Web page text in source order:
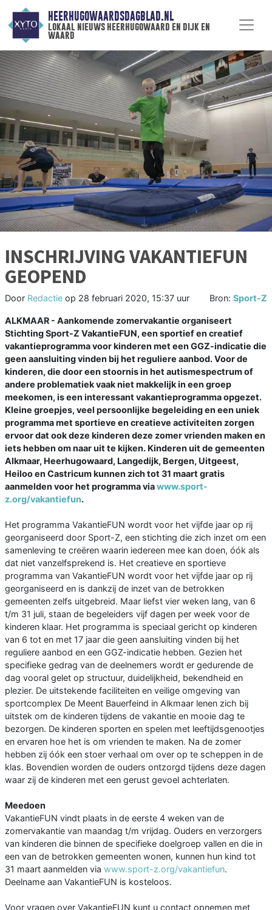
HEERHUGOWAARDSDAGBLAD.NL
lokaal nieuws heerhugowaard en dijk en
waard
INSCHRIJVING VAKANTIEFUN
GEOPEND
Door Redactie op 28 februari 2020, 15:37 uur Bron: Sport-Z
ALKMAAR - Aankomende zomervakantie organiseert
Stichting Sport-Z VakantieFUN, een sportief en creatief
vakantieprogramma voor kinderen met een GGZ-indicatie die
geen aansluiting vinden bij het reguliere aanbod. Voor de
kinderen, die door een stoornis in het autismespectrum of
andere problematiek vaak niet makkelijk in een groep
meekomen, is een interessant vakantieprogramma opgezet.
Kleine groepjes, veel persoonlijke begeleiding en een uniek
programma met sportieve en creatieve activiteiten zorgen
ervoor dat ook deze kinderen deze zomer vrienden maken en
iets hebben om naar uit te kijken. Kinderen uit de gemeenten
Alkmaar, Heerhugowaard, Langedijk, Bergen, Uitgeest,
Heiloo en Castricum kunnen zich tot 31 maart gratis
aanmelden voor het programma viawww.sport-
z.org/vakantiefun.
Het programma VakantieFUN wordt voor het vijfde jaar op rij
georganiseerd door Sport-Z, een stichting die zich inzet om een
samenleving te creëren waarin iedereen mee kan doen, óók als
dat niet vanzelfsprekend is. Het creatieve en sportieve
programma van VakantieFUN wordt voor het vijfde jaar op rij
georganiseerd en is dankzij de inzet van de betrokken
gemeenten zelfs uitgebreid. Maar liefst vier weken lang, van 6
t/m 31 juli, staan de begeleiders vijf dagen per week voor de
kinderen klaar. Het programma is speciaal gericht op kinderen
van 6 tot en met 17 jaar die geen aansluiting vinden bij het
reguliere aanbod en een GGZ-indicatie hebben. Gezien het
specifieke gedrag van de deelnemers wordt er gedurende de
dag vooral gelet op structuur, duidelijkheid, bekendheid en
plezier. De uitstekende faciliteiten en veilige omgeving van
sportcomplex De Meent Bauerfeind in Alkmaar lenen zich bij
uitstek om de kinderen tijdens de vakantie en mooie dag te
bezorgen. De kinderen sporten en spelen met leeftijdsgenootjes
en ervaren hoe het is om vrienden te maken. Na de zomer
hebben zij óók een stoer verhaal om over op te scheppen in de
klas. Bovendien worden de ouders ontzorgd tijdens deze dagen
waar zij de kinderen met een gerust gevoel achterlaten.
Meedoen
VakantieFUN vindt plaats in de eerste 4 weken van de
zomervakantie van maandag t/m vrijdag. Ouders en verzorgers
van kinderen die binnen de specifieke doelgroep vallen en die in
een van de betrokken gemeenten wonen, kunnen hun kind tot
31 maart aanmelden via www.sport-z.org/vakantiefun.
Deelname aan VakantieFUN is kosteloos.
Voor vragen over VakantieFUN kunt u contact opnemen met